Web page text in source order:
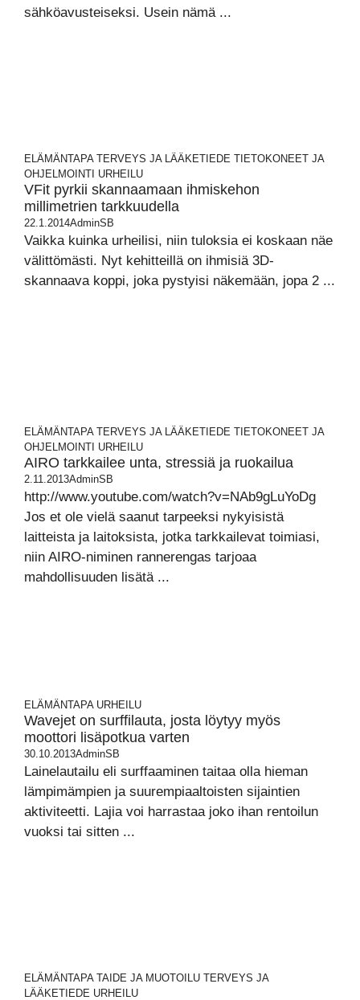
sähköavusteiseksi. Usein nämä ...
ELÄMÄNTAPA TERVEYS JA LÄÄKETIEDE TIETOKONEET JA
OHJELMOINTI URHEILU
VFit pyrkii skannaamaan ihmiskehon
millimetrien tarkkuudella
22.1.2014AdminSB
Vaikka kuinka urheilisi, niin tuloksia ei koskaan näe
välittömästi. Nyt kehitteillä on ihmisiä 3D-
skannaava koppi, joka pystyisi näkemään, jopa 2 ...
ELÄMÄNTAPA TERVEYS JA LÄÄKETIEDE TIETOKONEET JA
OHJELMOINTI URHEILU
AIRO tarkkailee unta, stressiä ja ruokailua
2.11.2013AdminSB
http://www.youtube.com/watch?v=NAb9gLuYoDg
Jos et ole vielä saanut tarpeeksi nykyisistä
laitteista ja laitoksista, jotka tarkkailevat toimiasi,
niin AIRO-niminen rannerengas tarjoaa
mahdollisuuden lisätä ...
ELÄMÄNTAPA URHEILU
Wavejet on surffilauta, josta löytyy myös
moottori lisäpotkua varten
30.10.2013AdminSB
Lainelautailu eli surffaaminen taitaa olla hieman
lämpimämpien ja suurempiaaltoisten sijaintien
aktiviteetti. Lajia voi harrastaa joko ihan rentoilun
vuoksi tai sitten ...
ELÄMÄNTAPA TAIDE JA MUOTOILU TERVEYS JA
LÄÄKETIEDE URHEILU